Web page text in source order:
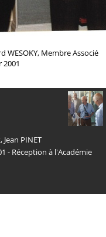
WESOKY, Membre Associé
2001
, Jean PINET
- Réception à l'Académie